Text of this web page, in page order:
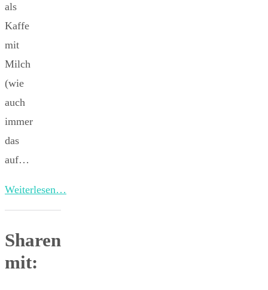
als
Kaffe
mit
Milch
(wie
auch
immer
das
auf…
Weiterlesen…
Sharen
mit: